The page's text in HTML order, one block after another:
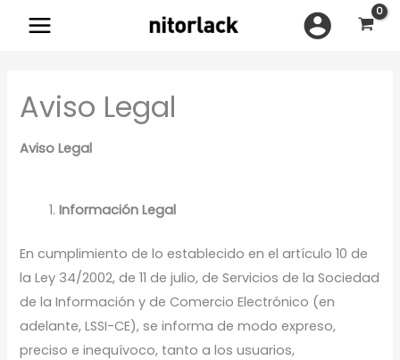
Aviso Legal
Aviso Legal
Información Legal
En cumplimiento de lo establecido en el artículo 10 de
la Ley 34/2002, de 11 de julio, de Servicios de la Sociedad
de la Información y de Comercio Electrónico (en
adelante, LSSI-CE), se informa de modo expreso,
preciso e inequívoco, tanto a los usuarios,